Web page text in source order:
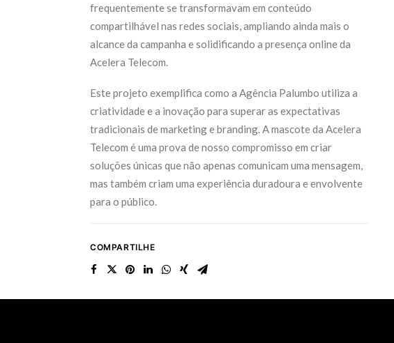
frequentemente se transformavam em conteúdo
compartilhável nas redes sociais, ampliando ainda mais o
alcance da campanha e solidificando a presença online da
Acelera Telecom.
Este projeto exemplifica como a Agência Palumbo utiliza a
criatividade e a inovação para superar as expectativas
tradicionais de marketing e branding. A mascote da Acelera
Telecom é uma prova de nosso compromisso em criar
soluções únicas que não apenas comunicam uma mensagem,
mas também criam uma experiência duradoura e envolvente
para o público.
COMPARTILHE